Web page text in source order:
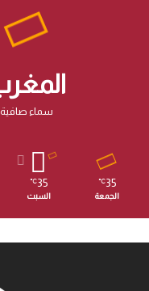
سماء صافية
35
℃
الجمعة
35
℃
السبت